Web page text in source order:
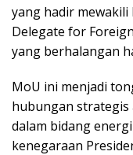
yang hadir
Delegate for
yang berhalangan
MoU ini menjadi
hubungan strategis
dalam bidang
kenegaraan